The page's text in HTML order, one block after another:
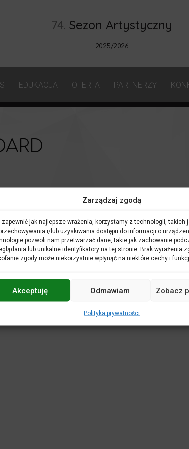
Zarządzaj zgodą
zapewnić jak najlepsze wrażenia, korzystamy z technologii, takich
i/lub uzyskiwania dostępu do informacji o
pozwoli nam przetwarzać dane, takie jak zachowanie
lub unikalne identyfikatory na tej stronie. Brak wyrażenia
zgody może niekorzystnie wpłynąć na niektóre cechy i
Akceptuję Odmawiam Zobacz
Polityka prywatności
74. Sezon Artystyczny
2025/2026
EDUKACJA OFERTA PARTNERZY
POLITYKA PRYWATNOŚCI
REGULAMINY
KASA BILETOWA
WIRTUALNY SPACER
Projekt i realizacja: